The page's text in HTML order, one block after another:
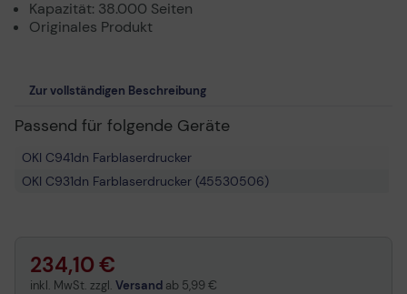
Kapazität: 38.000 Seiten
Originales Produkt
Zur vollständigen Beschreibung
Passend für folgende Geräte
OKI C941dn Farblaserdrucker
OKI C931dn Farblaserdrucker (45530506)
234,10 €
inkl. MwSt. zzgl. Versand ab 5,99 €